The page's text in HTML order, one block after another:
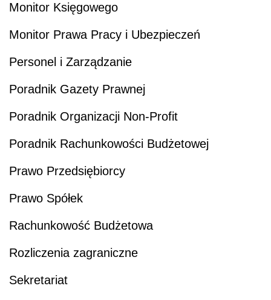
Monitor Księgowego
Monitor Prawa Pracy i Ubezpieczeń
Personel i Zarządzanie
Poradnik Gazety Prawnej
Poradnik Organizacji Non-Profit
Poradnik Rachunkowości Budżetowej
Prawo Przedsiębiorcy
Prawo Spółek
Rachunkowość Budżetowa
Rozliczenia zagraniczne
Sekretariat